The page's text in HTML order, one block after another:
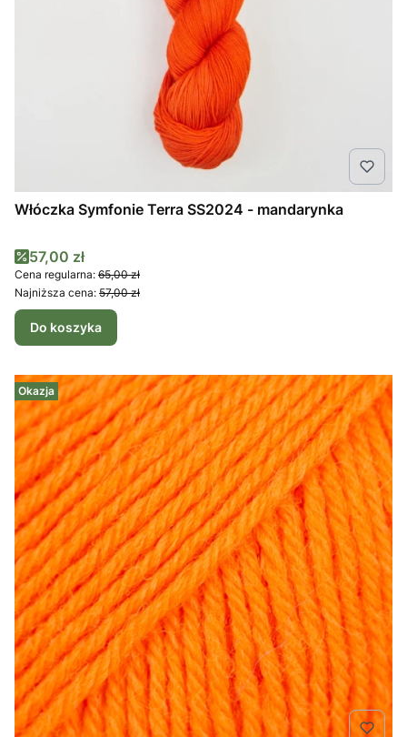
Włóczka Symfonie Terra SS2024 - mandarynka
Cena promocyjna
57,00 zł
Cena regularna: 65,00 zł
Najniższa cena: 57,00 zł
Do koszyka
Okazja